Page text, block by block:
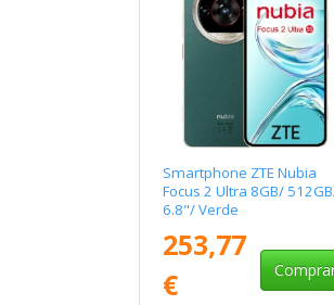
Smartphone ZTE Nubia
Focus 2 Ultra 8GB/
6.8"/ Verde
253,77
€